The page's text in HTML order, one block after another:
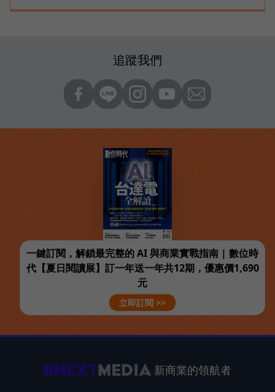
追蹤我們
一鍵訂閱，解鎖最完整的 AI 與商業實戰指南 | 數位時
代【夏日閱讀展】訂一年送一年共12期，優惠價1,690
元
立即訂閱 >>
新商業的領航者